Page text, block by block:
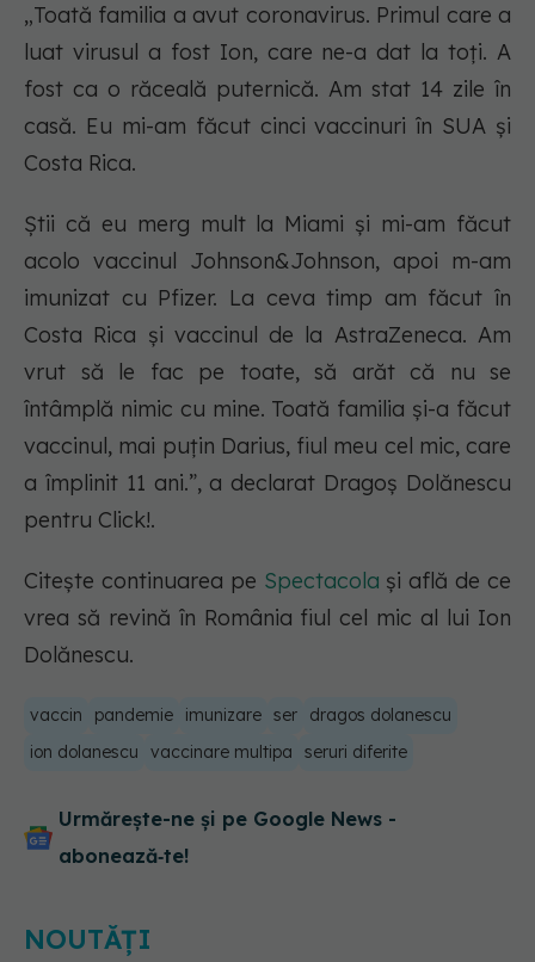
„Toată familia a avut coronavirus. Primul care a
luat virusul a fost Ion, care ne-a dat la toți. A
fost ca o răceală puternică. Am stat 14 zile în
casă. Eu mi-am făcut cinci vaccinuri în SUA și
Costa Rica.
Știi că eu merg mult la Miami și mi-am făcut
acolo vaccinul Johnson&Johnson, apoi m-am
imunizat cu Pfizer. La ceva timp am făcut în
Costa Rica și vaccinul de la AstraZeneca. Am
vrut să le fac pe toate, să arăt că nu se
întâmplă nimic cu mine. Toată familia și-a făcut
vaccinul, mai puțin Darius, fiul meu cel mic, care
a împlinit 11 ani.”, a declarat Dragoș Dolănescu
pentru Click!.
Citește continuarea pe Spectacola și află de ce
vrea să revină în România fiul cel mic al lui Ion
Dolănescu.
vaccin pandemie imunizare ser
dragos dolanescu
ion dolanescu
vaccinare multipa seruri diferite
Urmărește-ne și pe Google News -
abonează‑te!
NOUTĂȚI